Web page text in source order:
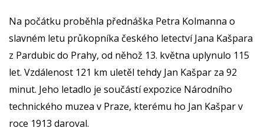
Na počátku proběhla přednáška Petra Kolmanna o
slavném letu průkopníka českého letectví Jana Kašpara
z Pardubic do Prahy, od něhož 13. května uplynulo 115
let. Vzdálenost 121 km uletěl tehdy Jan Kašpar za 92
minut. Jeho letadlo je součástí expozice Národního
technického muzea v Praze, kterému ho Jan Kašpar v
roce 1913 daroval.